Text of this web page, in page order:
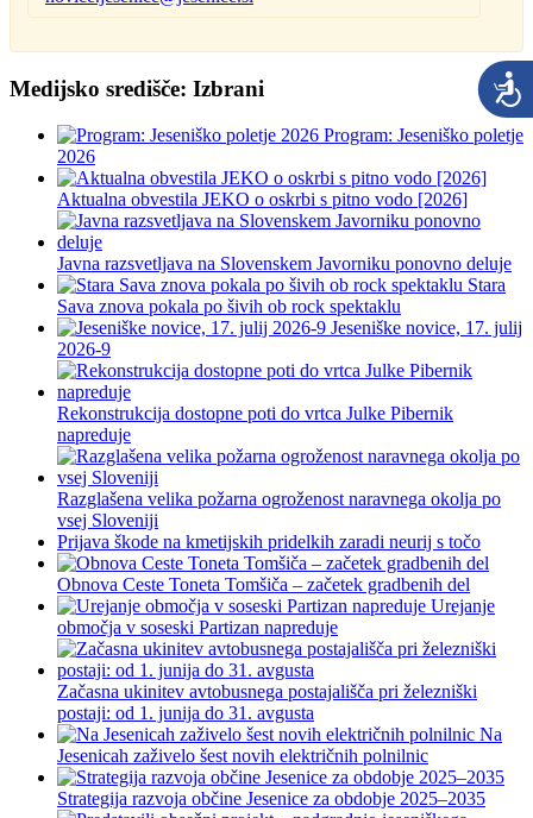
Medijsko središče: Izbrani
Program: Jeseniško poletje
2026
Aktualna obvestila JEKO o oskrbi s pitno vodo [2026]
Javna razsvetljava na Slovenskem Javorniku ponovno deluje
Stara
Sava znova pokala po šivih ob rock spektaklu
Jeseniške novice, 17. julij
2026-9
Rekonstrukcija dostopne poti do vrtca Julke Pibernik
napreduje
Razglašena velika požarna ogroženost naravnega okolja po
vsej Sloveniji
Prijava škode na kmetijskih pridelkih zaradi neurij s točo
Obnova Ceste Toneta Tomšiča – začetek gradbenih del
Urejanje
območja v soseski Partizan napreduje
Začasna ukinitev avtobusnega postajališča pri železniški
postaji: od 1. junija do 31. avgusta
Na
Jesenicah zaživelo šest novih električnih polnilnic
Strategija razvoja občine Jesenice za obdobje 2025–2035